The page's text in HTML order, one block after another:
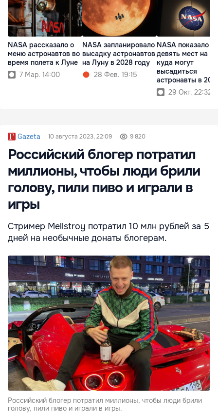
NASA рассказало о
меню астронавтов во
время полета к Луне
7 Мар. 14:00
NASA запланировало
высадку астронавтов
на Луну в 2028 году
28 Фев. 19:15
NASA показало
девять мест на
куда могут
высадиться
астронавты в
году29 Окт. 22:32
Gazeta 10 августа 2023, 22:09 9 820
Российский блогер потратил
миллионы, чтобы люди брили
голову, пили пиво и играли в
игры
Стример Mellstroy потратил 10 млн рублей за 5
дней на необычные донаты блогерам.
Российский блогер потратил миллионы, чтобы люди брили
голову, пили пиво и играли в игры.